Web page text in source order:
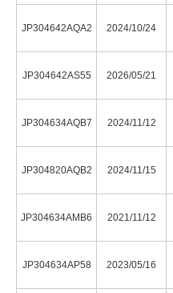
JP304642AQA2 2024/10/24
JP304642AS55 2026/05/21
JP304634AQB7 2024/11/12
JP304820AQB2 2024/11/15
JP304634AMB6 2021/11/12
JP304634AP58 2023/05/16